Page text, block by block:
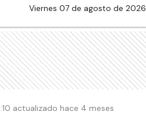
viernes 07 de agosto de 2026
actualizado hace 4 meses